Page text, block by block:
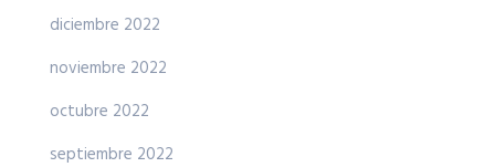
diciembre 2022
noviembre 2022
octubre 2022
septiembre 2022